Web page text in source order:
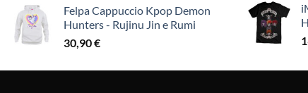
Felpa Cappuccio Kpop Demon
Hunters - Rujinu Jin e Rumi
30,90€